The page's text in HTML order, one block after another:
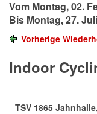
Vom Montag, 02.
Bis Montag, 27.
Vorherige
Indoor
TSV 1865